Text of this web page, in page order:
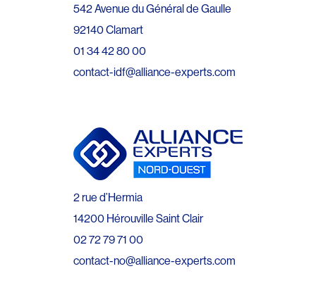
542 Avenue du Général de Gaulle
92140 Clamart
01 34 42 80 00
contact-idf@alliance-experts.com
2 rue d’Hermia
14200 Hérouville Saint Clair
02 72 79 71 00
contact-no@alliance-experts.com